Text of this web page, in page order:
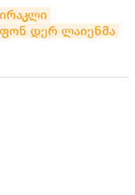
დერ ლაიენმა